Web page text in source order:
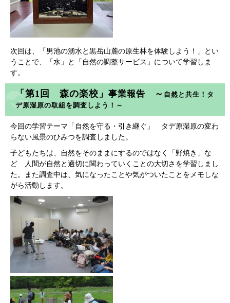
次回は、「男池の湧水と黒岳山麓の原生林を体験しよう！」とい
うことで、「水」と「自然の調整サービス」について学習しま
す。
「第1回 森の楽校」 事業報告 ～ 自然と共生！タ
デ原湿原の取組を調査しよう！～​
今回の学習テーマ「自然を守る・引き継ぐ」 タデ原湿原の変わ
らない風景のひみつを調査しました。
子どもたちは、自然をそのままにするのではなく「野焼き」な
ど 人間が自然と適切に関わっていくことの大切さを学習しまし
た。また調査中は、気になったことや気がついたことをメモしな
がら活動します。